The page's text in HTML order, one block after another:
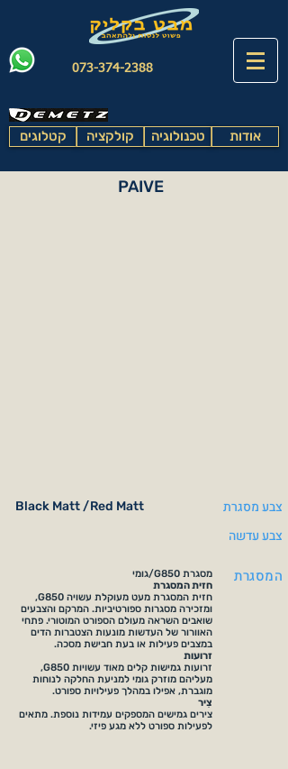
073-374-2388
קטלוגים קולקציה טכנולוגיה אודות
PAIVE
Black Matt /Red Matt
צבע מסגרת
צבע עדשה
מסגרת G850/גומי
חזית המסגרת
חזית המסגרת מעט מעוקלת עשויה G850,
ומזכירה מסגרות ספורטיביות. המרקם והצבעים
שואבים השראה מעולם הספורט המוטורי. פתחי
האוורור של העדשות מונעות הצטברות הדים
במצבים פעילות או בעת חבישת מסכה.
זרועות
זרועות גמישות קלים מאוד עשויות G850,
מעליהם מוזרק גומי למניעת החלקה לנוחות
מוגברת, אפילו במהלך פעילויות ספורט.
צִיר
צירים גמישים המספקים עמידות נוספת. מתאים
לפעילות ספורט ללא מגע פיזי.
המסגרת